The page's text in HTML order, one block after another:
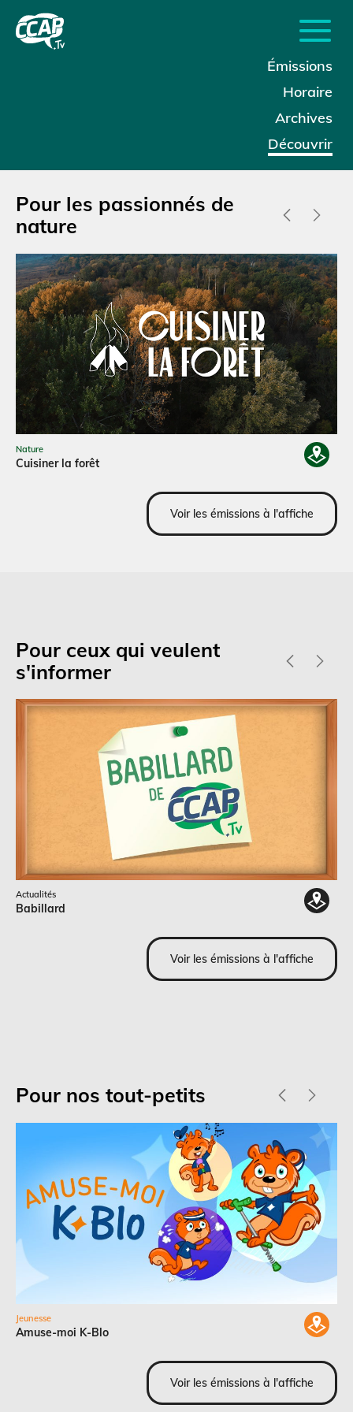
Émissions
Horaire
Archives
Découvrir
Pour les passionnés de
nature
Nature
Cuisiner la forêt
Voir les émissions à l'affiche
Pour ceux qui veulent
s'informer
Actualités
Babillard
Voir les émissions à l'affiche
Pour nos tout-petits
Jeunesse
Amuse-moi K-Blo
Voir les émissions à l'affiche